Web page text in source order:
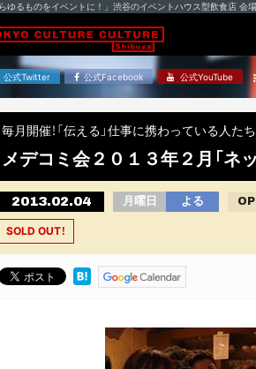
らゆるものをイベントに！」渋谷のイベントハウス型飲食店 会
公式Twitter 公式Facebook 公式YouTube
毎月開催！「伝える」仕事に携わっている人た
メデコミ会２０１３年２月「ネ
2013.02.04 月曜日 よる
SOLD OUT！